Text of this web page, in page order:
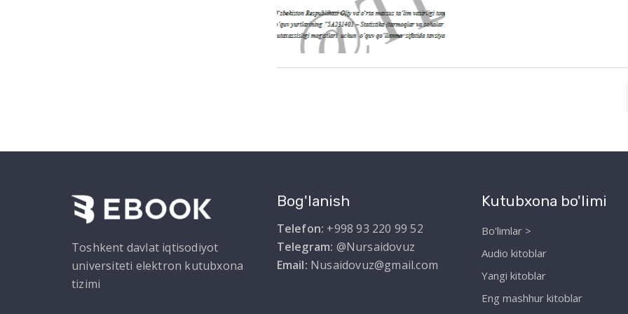
Toshkent davlat iqtisodiyot
universiteti elektron kutubxona
tizimi
Bog'lanish
Telefon: +998 93 220 99 52
Telegram: @Nursaidovuz
Email: Nusaidovuz@gmail.com
Kutubxona bo'limi
Bo'limlar >
Audio kitoblar
Yangi kitoblar
Eng mashhur kitoblar